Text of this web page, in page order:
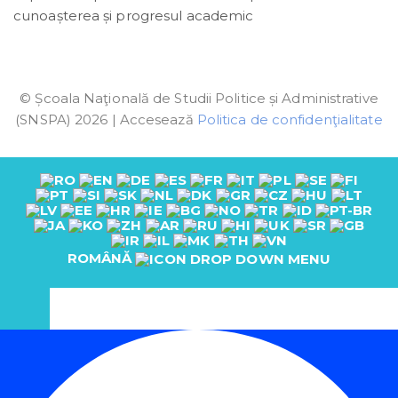
cunoașterea și progresul academic
© Școala Naţională de Studii Politice și Administrative
(SNSPA) 2026 | Accesează Politica de confidenţialitate
ROMÂNĂ